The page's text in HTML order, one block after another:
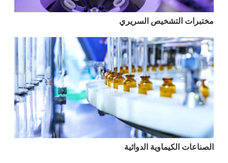
مختبرات التشخيص السريري
الصناعات الكيماوية الدوائية